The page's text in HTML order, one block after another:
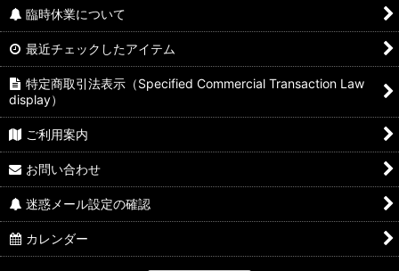
臨時休業について
最近チェックしたアイテム
特定商取引法表示（Specified Commercial Transaction Law
display）
ご利用案内
お問い合わせ
迷惑メール設定の確認
カレンダー